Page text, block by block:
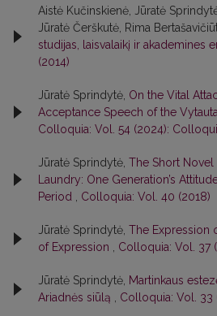
Aistė Kučinskienė, Jūratė
Jūratė Čerškutė, Rima
studijas, laisvalaikį ir akademines
(2014)
Jūratė Sprindytė, On the Vital
Acceptance Speech of the
Colloquia: Vol. 54 (2024):
Jūratė Sprindytė, The Short Novel
Laundry: One Generation’s
Period
Colloquia: Vol. 40 (2018)
Jūratė Sprindytė, The Expression
of Expression
Colloquia: Vol. 37
Jūratė Sprindytė, Martinkaus
Ariadnės siūlą
Colloquia: Vol. 33